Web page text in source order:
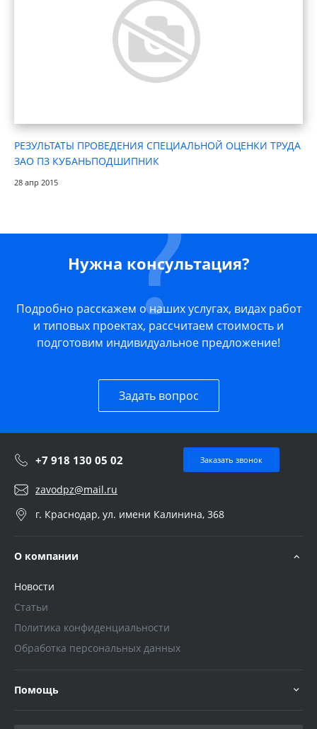
РЕЗУЛЬТАТЫ ПРОВЕДЕНИЯ СПЕЦИАЛЬНОЙ ОЦЕНКИ ТРУДА
ЗАО ПЗ КУБАНЬПОДШИПНИК
28 апр 2015
Нужна консультация?
Подробно расскажем о наших услугах, видах работ
и типовых проектах, рассчитаем стоимость и
подготовим индивидуальное предложение!
Задать вопрос
+7 918 130 05 02 Заказать звонок
zavodpz@mail.ru
г. Краснодар, ул. имени Калинина, 368
О компании
Новости
Статьи
Политика конфиденциальности
Обработка персональных данных
Помощь